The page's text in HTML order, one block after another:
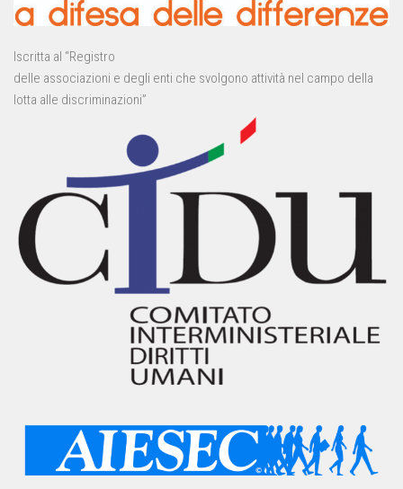
Iscritta al “Registro
delle associazioni e degli enti che svolgono attività nel campo della
lotta alle discriminazioni”